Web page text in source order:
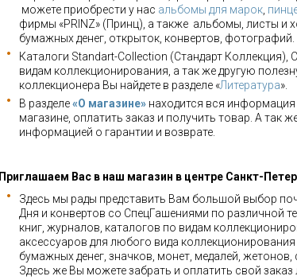
можете приобрести у нас альбомы для марок
фирмы «PRINZ» (Принц), а также альбомы, листы и
бумажных денег, открыток, конвертов, фотографий.
Каталоги Standart-Collection (Стандарт Коллекция),
видам коллекционирования, а так же другую
коллекционера Вы найдете в разделе «Литература».
В разделе«О магазине» находится вся информация
магазине, оплатить заказ и получить товар. А так
информацией о гарантии и возврате.
Приглашаем Вас в наш магазин в центре Санкт-
Здесь мы рады представить Вам большой выбор
Дня и конвертов со СпецГашениями по различной
книг, журналов, каталогов по видам
аксессуаров для любого вида
бумажных денег, значков, монет, медалей,
Здесь же Вы можете забрать и оплатить свой заказ